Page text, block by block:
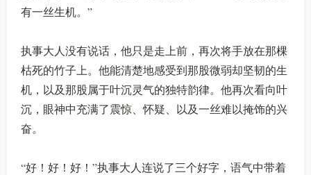
有一丝生机。”
执事大人没有说话，他只是走上前，再次将手放在那棵
枯死的竹子上。他能清楚地感受到那股微弱却坚韧的生
机，以及那股属于叶沉灵气的独特韵律。他再次看向叶
沉，眼神中充满了震惊、怀疑、以及一丝难以掩饰的兴
奋。
“好！好！好！”执事大人连说了三个好字，语气中带着